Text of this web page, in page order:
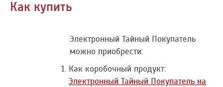
Как купить
Электронный Тайный Покупатель
можно приобрести:
Как коробочный продукт:
Электронный Тайный Покупатель на